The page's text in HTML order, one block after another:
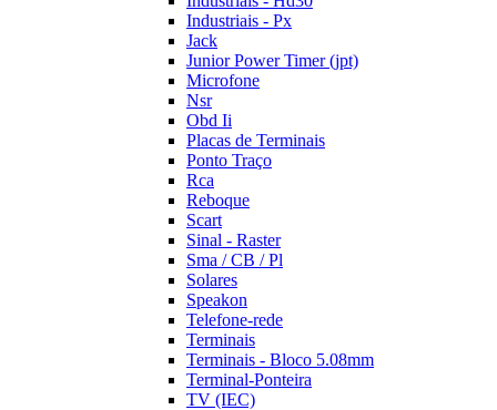
Industriais - Px
Jack
Junior Power Timer (jpt)
Microfone
Nsr
Obd Ii
Placas de Terminais
Ponto Traço
Rca
Reboque
Scart
Sinal - Raster
Sma / CB / Pl
Solares
Speakon
Telefone-rede
Terminais
Terminais - Bloco 5.08mm
Terminal-Ponteira
TV (IEC)